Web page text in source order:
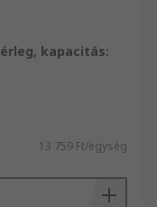
kapacitás:
13 759 Ft/egység